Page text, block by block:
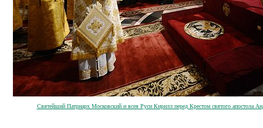
Святейший Патриарх Московский и всея Руси Кирилл перед Крестом святого апостола